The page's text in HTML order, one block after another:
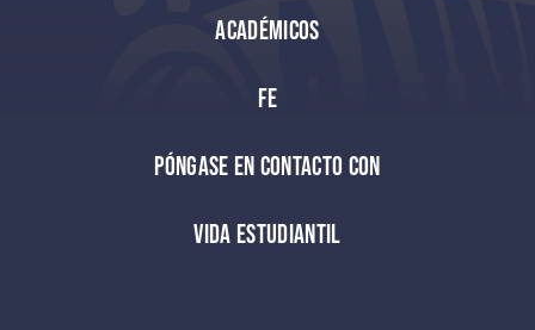
Académicos
Fe
Póngase en contacto con
Vida estudiantil